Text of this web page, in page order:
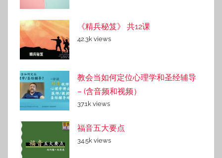
《精兵秘笈》 共12课
42.3k views
教会当如何定位心理学和圣经辅导
– (含音频和视频）
37.1k views
福音五大要点
34.5k views